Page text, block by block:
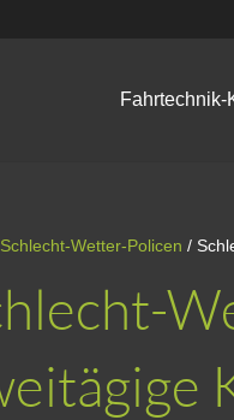
Fahrtechnik-
Schlecht-Wetter-Policen /